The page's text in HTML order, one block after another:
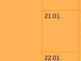
21.01.
22.01.